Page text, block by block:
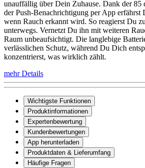
unauffällig über Dein Zuhause. Dank der 85
der Push-Benachrichtigung per App erfährst
wenn Rauch erkannt wird. So reagierst Du
unterwegs. Vernetzt Du ihn mit weiteren
Raum unbeaufsichtigt. Die langlebige
verlässlichen Schutz, während Du Dich
konzentrierst, was wirklich zählt.
mehr Details
Wichtigste Funktionen
Produktinformationen
Expertenbewertung
Kundenbewertungen
App herunterladen
Produktdaten & Lieferumfang
Häufige Fragen